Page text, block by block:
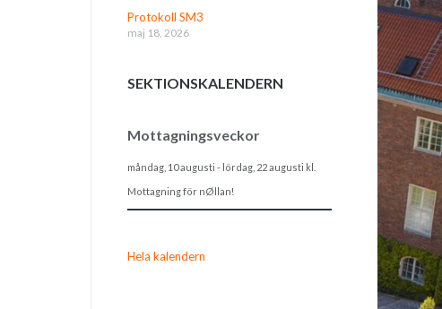
Protokoll SM3
maj 18, 2026
SEKTIONSKALENDERN
Mottagningsveckor
måndag, 10 augusti - lördag, 22 augusti kl.
Mottagning för nØllan!
Hela kalendern